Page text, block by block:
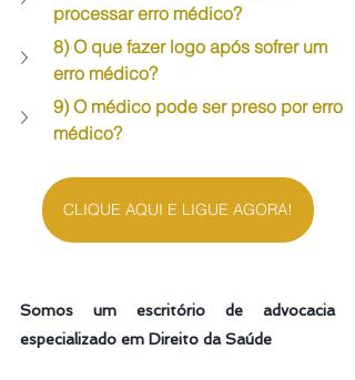
processar erro médico?
8) O que fazer logo após sofrer um
erro médico?
9) O médico pode ser preso por erro
médico?
CLIQUE AQUI E LIGUE AGORA!
Somos um escritório de advocacia
especializado em Direito da Saúde